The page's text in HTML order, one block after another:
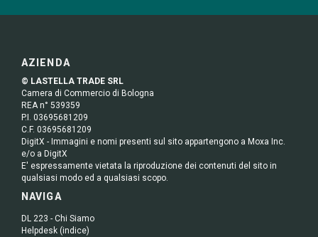
AZIENDA
© LASTELLA TRADE SRL
Camera di Commercio di Bologna
REA n° 539359
P.I. 03695681209
C.F. 03695681209
DigitX - Immagini e nomi presenti sul sito appartengono a Moxa Inc.
e/o a DigitX
E' espressamente vietata la riproduzione dei contenuti del sito in
qualsiasi modo ed a qualsiasi scopo.
NAVIGA
DL 223 - Chi Siamo
Helpdesk (indice)